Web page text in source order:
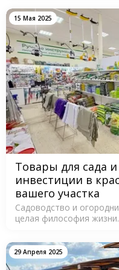
15 Мая 2025
Товары для сада
инвестиции в
вашего участка
Садоводство и
целая философия жизни.
29 Апреля 2025